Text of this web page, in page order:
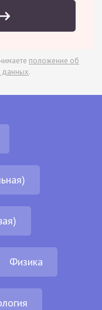
положение об
данных.
Физика